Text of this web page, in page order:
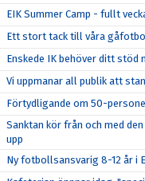
EIK Summer Camp - fullt
Ett stort tack till våra
Enskede IK behöver ditt stöd
Vi uppmanar all publik att
Förtydligande om 50-
Sanktan kör från och med
upp
Ny fotbollsansvarig 8-12 år i